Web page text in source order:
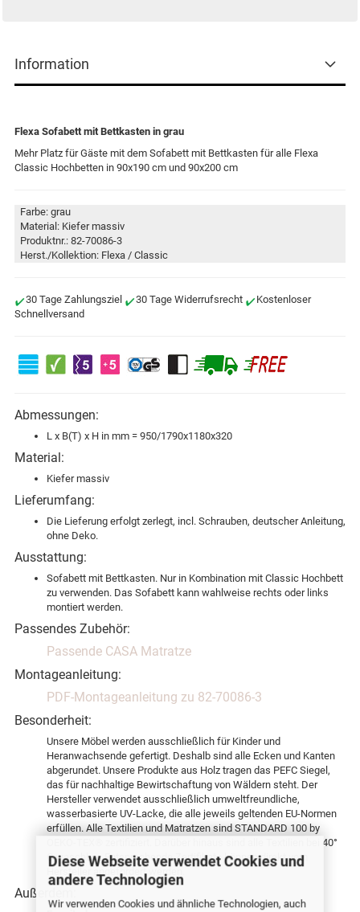
Diese Webseite verwendet Cookies und
andere Technologien
Wir verwenden Cookies und ähnliche Technologien, auch
Information
Flexa Sofabett mit Bettkasten in grau
Mehr Platz für Gäste mit dem Sofabett mit Bettkasten für alle Flexa
Classic Hochbetten in 90x190 cm und 90x200 cm
Farbe: grau
Material: Kiefer massiv
Produktnr.: 82-70086-3
Herst./Kollektion: Flexa / Classic
30 Tage Zahlungsziel 30 Tage Widerrufsrecht
Kostenloser
Schnellversand
Abmessungen:
L x B(T) x H in mm = 950/1790x1180x320
Material:
Kiefer massiv
Lieferumfang:
Die Lieferung erfolgt zerlegt, incl. Schrauben, deutscher Anleitung,
ohne Deko.
Ausstattung:
Sofabett mit Bettkasten. Nur in Kombination mit Classic Hochbett
zu verwenden. Das Sofabett kann wahlweise rechts oder links
montiert werden.
Passendes Zubehör:
Passende CASA Matratze
Montageanleitung:
PDF-Montageanleitung zu 82-70086-3
Besonderheit:
Unsere Möbel werden ausschließlich für Kinder und
Heranwachsende gefertigt. Deshalb sind alle Ecken und Kanten
abgerundet. Unsere Produkte aus Holz tragen das PEFC Siegel,
das für nachhaltige Bewirtschaftung von Wäldern steht. Der
Hersteller verwendet ausschließlich umweltfreundliche,
wasserbasierte UV-Lacke, die alle jeweils geltenden EU-Normen
erfüllen. Alle Textilien und Matratzen sind STANDARD 100 by
OEKO-TEX® zertifiziert. Darüber hinaus sind alle Textilien bei 40°
C waschbar. Entsprechende Zertifikate können direkt vom
Hersteller angefordert werden.
Außerdem: